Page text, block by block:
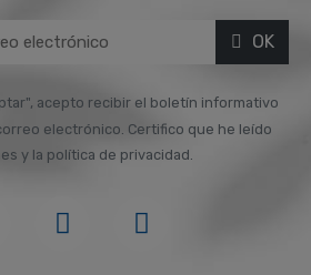
OK
acepto recibir el boletín informativo
electrónico. Certifico que he leído
y la política de privacidad.